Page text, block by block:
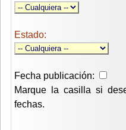
Estado:
Fecha publicación:
Marque la casilla si
fechas.